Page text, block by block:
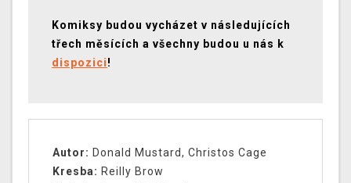
Komiksy budou vycházet v následujících
třech měsících a všechny budou u nás k
dispozici!
Autor: Donald Mustard, Christos Cage
Kresba: Reilly Brow